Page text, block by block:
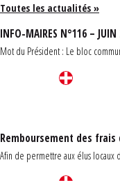
Toutes les actualités »
INFO-MAIRES N°116 – JUIN
Mot du Président : Le bloc
Remboursement des frais
Afin de permettre aux élus locaux